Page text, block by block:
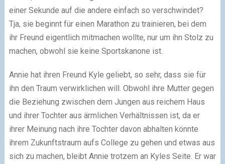
einer Sekunde auf die andere einfach so verschwindet?
Tja, sie beginnt für einen Marathon zu trainieren, bei dem
ihr Freund eigentlich mitmachen wollte, nur um ihn Stolz zu
machen, obwohl sie keine Sportskanone ist.
Annie hat ihren Freund Kyle geliebt, so sehr, dass sie für
ihn den Traum verwirklichen will. Obwohl ihre Mutter gegen
die Beziehung zwischen dem Jungen aus reichem Haus
und ihrer Tochter aus ärmlichen Verhältnissen ist, da er
ihrer Meinung nach ihre Tochter davon abhalten könnte
ihrem Zukunftstraum aufs College zu gehen und etwas aus
sich zu machen, bleibt Annie trotzem an Kyles Seite. Er war